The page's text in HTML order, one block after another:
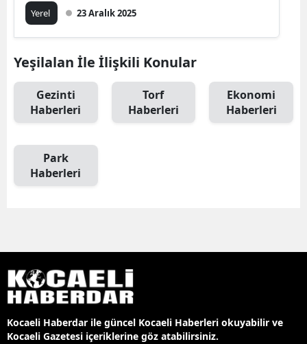
Yerel 23 Aralık 2025
Yeşilalan İle İlişkili Konular
Gezinti
Haberleri
Torf
Haberleri
Ekonomi
Haberleri
Park
Haberleri
Kocaeli Haberdar ile güncel Kocaeli Haberleri okuyabilir ve
Kocaeli Gazetesi içeriklerine göz atabilirsiniz.